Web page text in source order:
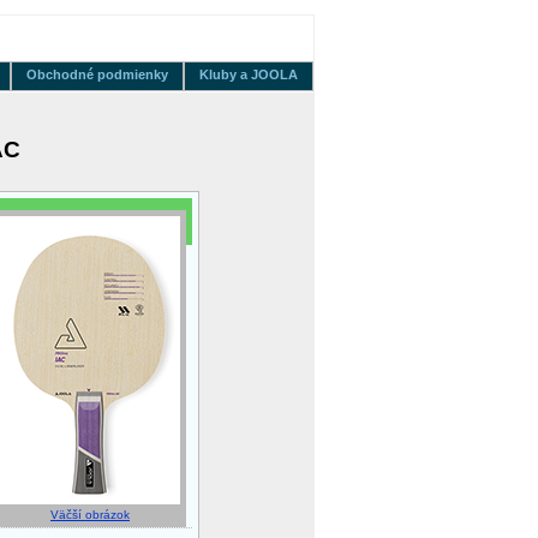
Kluby a JOOLA
Obchodné podmienky
Väčší obrázok